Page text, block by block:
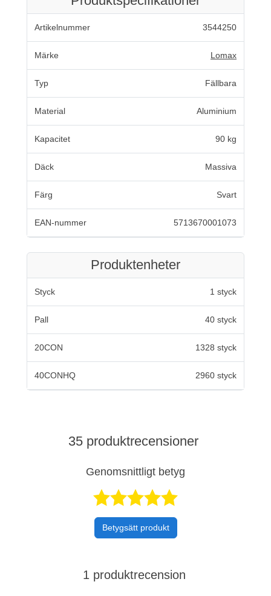
Artikelnummer 3544250
Märke Lomax
Typ Fällbara
Material Aluminium
Kapacitet 90 kg
Däck Massiva
Färg Svart
EAN-nummer 5713670001073
Produktenheter
Styck 1 styck
Pall 40 styck
20CON 1328 styck
40CONHQ 2960 styck
35 produktrecensioner
Genomsnittligt betyg
Betygsatt 4,8
Betygsätt produkt
1 produktrecension